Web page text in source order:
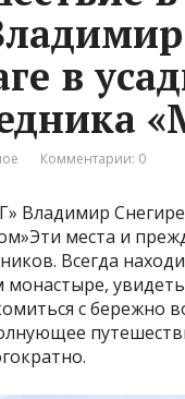
в
Комментарии: 0
Владимир
места и
Всегда
монастыре,
с бережно